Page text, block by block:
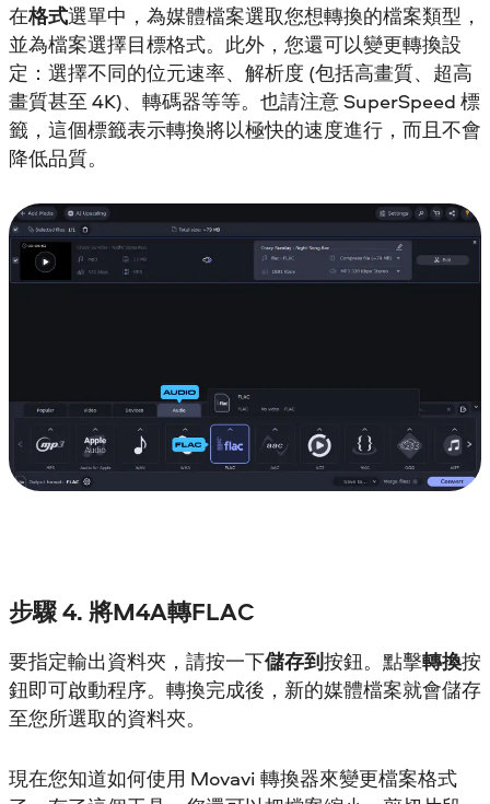
在格式選單中，為媒體檔案選取您想轉換的檔案類型，
並為檔案選擇目標格式。此外，您還可以變更轉換設
定：選擇不同的位元速率、解析度 (包括高畫質、超高
畫質甚至 4K)、轉碼器等等。也請注意 SuperSpeed 標
籤，這個標籤表示轉換將以極快的速度進行，而且不會
降低品質。
步驟 4. 將M4A轉FLAC
要指定輸出資料夾，請按一下儲存到按鈕。點擊轉換按
鈕即可啟動程序。轉換完成後，新的媒體檔案就會儲存
至您所選取的資料夾。
現在您知道如何使用 Movavi 轉換器來變更檔案格式